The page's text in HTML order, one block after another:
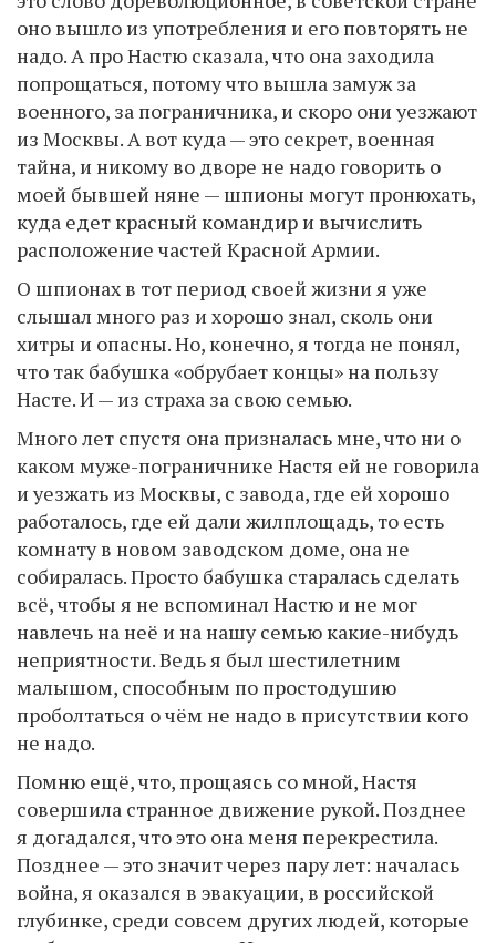
оно вышло из употребления и его повторять не
надо. А про Настю сказала, что она заходила
попрощаться, потому что вышла замуж за
военного, за пограничника, и скоро они уезжают
из Москвы. А вот куда — это секрет, военная
тайна, и никому во дворе не надо говорить о
моей бывшей няне — шпионы могут пронюхать,
куда едет красный командир и вычислить
расположение частей Красной Армии.
О шпионах в тот период своей жизни я уже
слышал много раз и хорошо знал, сколь они
хитры и опасны. Но, конечно, я тогда не понял,
что так бабушка «обрубает концы» на пользу
Насте. И — из страха за свою семью.
Много лет спустя она призналась мне, что ни о
каком муже-пограничнике Настя ей не говорила
и уезжать из Москвы, с завода, где ей хорошо
работалось, где ей дали жилплощадь, то есть
комнату в новом заводском доме, она не
собиралась. Просто бабушка старалась сделать
всё, чтобы я не вспоминал Настю и не мог
навлечь на неё и на нашу семью какие-нибудь
неприятности. Ведь я был шестилетним
малышом, способным по простодушию
проболтаться о чём не надо в присутствии кого
не надо.
Помню ещё, что, прощаясь со мной, Настя
совершила странное движение рукой. Позднее
я догадался, что это она меня перекрестила.
Позднее — это значит через пару лет: началась
война, я оказался в эвакуации, в российской
глубинке, среди совсем других людей, которые